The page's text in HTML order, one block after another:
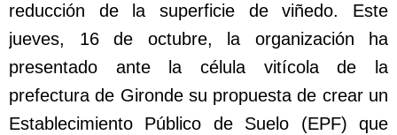
reducción de la superficie de viñedo. Este
jueves, 16 de octubre, la organización ha
presentado ante la célula vitícola de la
prefectura de Gironde su propuesta de crear un
Establecimiento Público de Suelo (EPF) que